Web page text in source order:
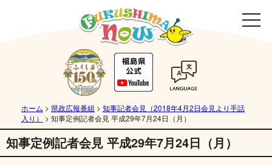
ホーム > 県政広報番組 > 知事記者会見（2018年4月2日会見より手話
入り）
> 知事定例記者会見 平成29年7月24日（月）
知事定例記者会見 平成29年7月24日（月）